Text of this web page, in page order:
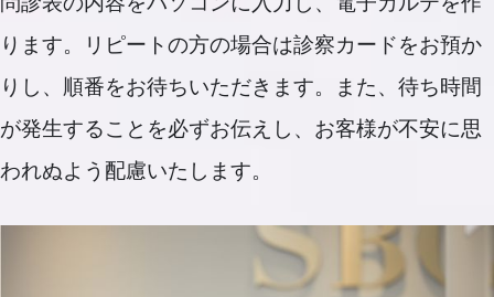
ります。リピートの方の場合は診察カードをお預か
りし、順番をお待ちいただきます。また、待ち時間
が発生することを必ずお伝えし、お客様が不安に思
われぬよう配慮いたします。